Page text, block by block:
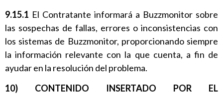
9.15.1 El Contratante informará a Buzzmonitor sobre
las sospechas de fallas, errores o inconsistencias con
los sistemas de Buzzmonitor, proporcionando siempre
la información relevante con la que cuenta, a fin de
ayudar en la resolución del problema.
10) CONTENIDO INSERTADO POR EL